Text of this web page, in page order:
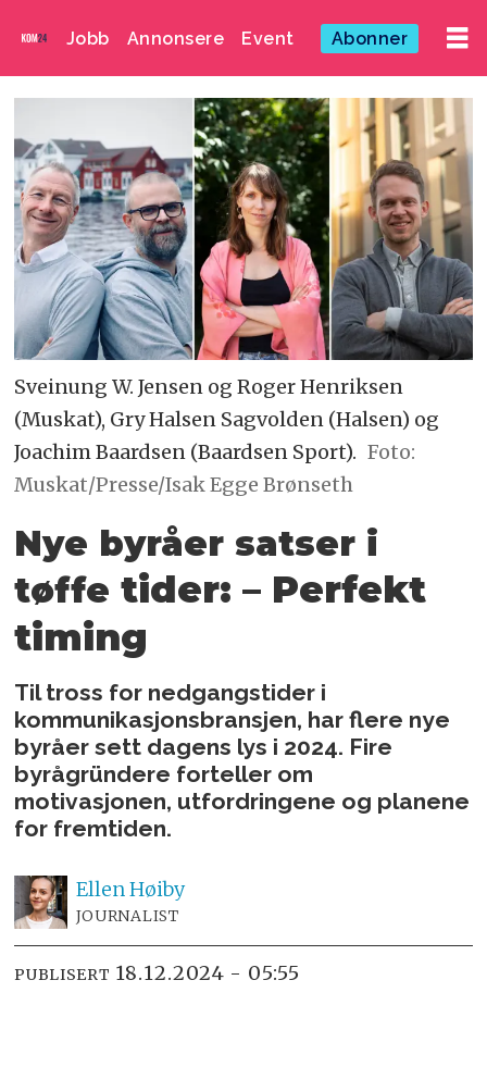
Jobb Annonsere Event Abonner
Sveinung W. Jensen og Roger Henriksen
(Muskat), Gry Halsen Sagvolden (Halsen) og
Joachim Baardsen (Baardsen Sport). Foto:
Muskat/Presse/Isak Egge Brønseth
Nye byråer satser i
tøffetider:– Perfekt
timing
Til tross for nedgangstider i
kommunikasjonsbransjen, har flere nye
byråer sett dagens lys i 2024. Fire
byrågründere forteller om
motivasjonen, utfordringene og planene
for fremtiden.
EllenHøiby
JOURNALIST
PUBLISERT 18.12.2024 - 05:55